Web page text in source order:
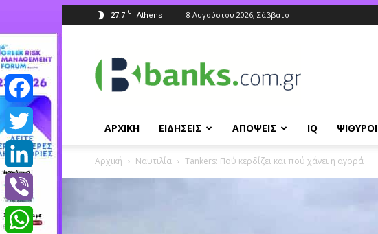
27.7 C Athens 8 Αυγούστου 2026, Σάββατο
ΑΡΧΙΚΗ ΕΙΔΗΣΕΙΣ ΑΠΟΨΕΙΣ IQ ΨΙΘΥΡΟΙ
Αρχική Ναυτιλία Tankers: Πού κερδίζει και πού χάνει η αγορά
Facebook
Twitter
LinkedIn
Viber